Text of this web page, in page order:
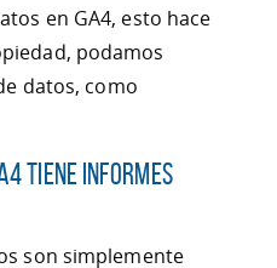
en GA4, esto hace
podamos
datos, como
tiene informes
son simplemente